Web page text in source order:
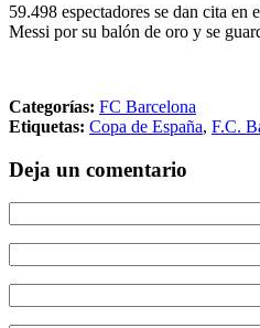
59.498 espectadores se dan cita
Messi por su balón de oro y se
Categorías: FC Barcelona
Etiquetas: Copa de España, F.C.
Deja un comentario